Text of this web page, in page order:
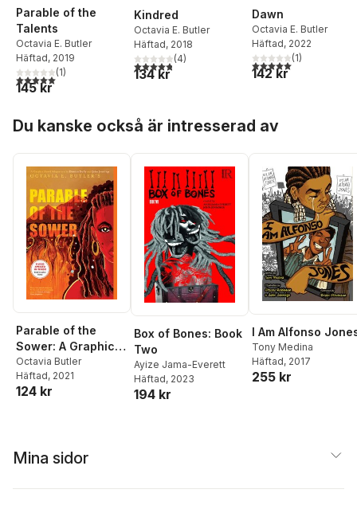
Parable of the
Talents
Octavia E. Butler
Häftad, 2019
5,0utav 5 stjärnor. Totalt antal röster:
(1)
145 kr
Kindred
Octavia E. Butler
Häftad, 2018
4,8utav 5 stjärnor. Totalt antal röster:
(4)
134 kr
Dawn
Octavia E. Butler
Häftad, 2022
5,0utav 5 stjärnor.
(1)
142 kr
Du kanske också är intresserad av
Parable of the
Sower: A Graphic
Novel Adaptation
Octavia Butler
Häftad, 2021
124 kr
Box of Bones: Book
Two
Ayize Jama-Everett
Häftad, 2023
194 kr
I Am Alfonso
Tony Medina
Häftad, 2017
255 kr
Mina sidor